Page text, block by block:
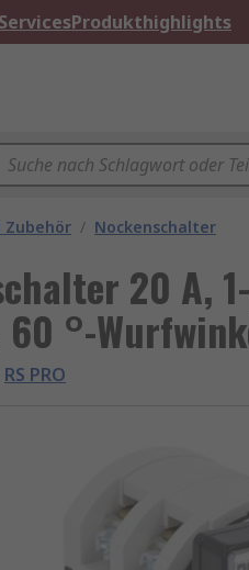
ServicesProdukthighlights
Zubehör / Nockenschalter
20 A,
°-
RS PRO